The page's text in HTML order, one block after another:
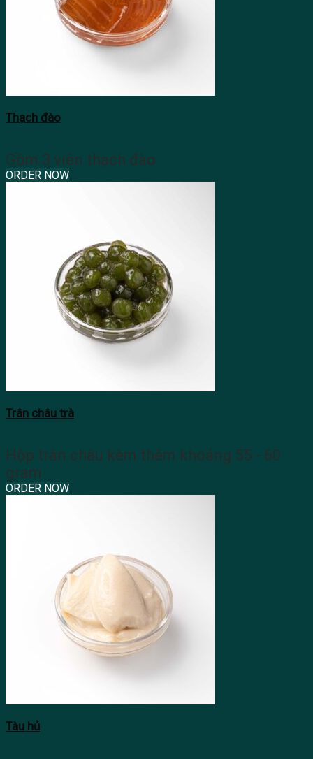
Thạch đào
Gồm 3 viên thạch đào
ORDER NOW
Trân châu trà
Hộp trân châu kèm thêm khoảng 55 - 60
gram
ORDER NOW
Tàu hủ